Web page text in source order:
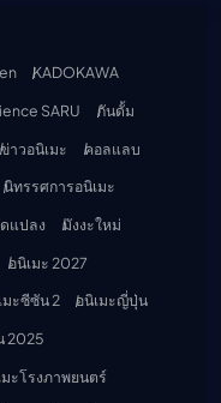
KADOKAWA
SARU
กันดั้ม
ข่าวอนิเมะ
คอลแลบ
นิทรรศการอนิเมะ
แปลง
มังงะใหม่
อนิเมะ 2027
มะซีซัน 2
อนิเมะญี่ปุ่น
2025
มะโรงภาพยนตร์